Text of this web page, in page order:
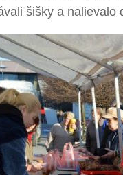
šišky a nalievalo